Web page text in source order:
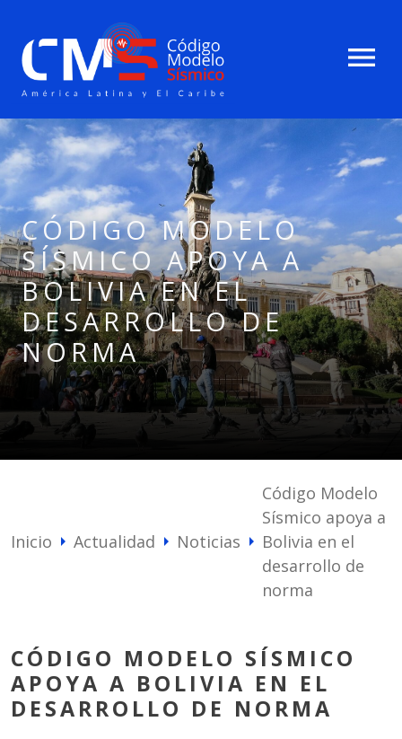
menu
CÓDIGO MODELO
SÍSMICO APOYA A
BOLIVIA EN EL
DESARROLLO DE
NORMA
Inicio arrow_right Actualidad arrow_right Noticias arrow_right
Código Modelo
Sísmico apoya a
Bolivia en el
desarrollo de
norma
CÓDIGO MODELO SÍSMICO
APOYA A BOLIVIA EN EL
DESARROLLO DE NORMA